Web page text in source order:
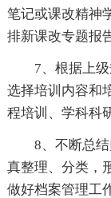
笔记或课改精神
排新课改专题报
7、根据上
选择培训内容和
程培训、学科科
8、不断总
真整理、分类，
做好档案管理工